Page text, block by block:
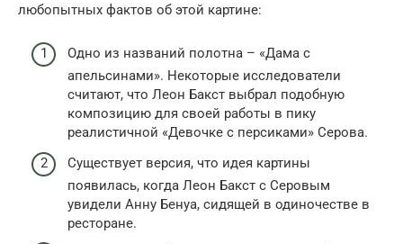
любопытных фактов об этой картине:
Одно из названий полотна – «Дама с
апельсинами». Некоторые исследователи
считают, что Леон Бакст выбрал подобную
композицию для своей работы в пику
реалистичной «Девочке с персиками» Серова.
Существует версия, что идея картины
появилась, когда Леон Бакст с Серовым
увидели Анну Бенуа, сидящей в одиночестве в
ресторане.